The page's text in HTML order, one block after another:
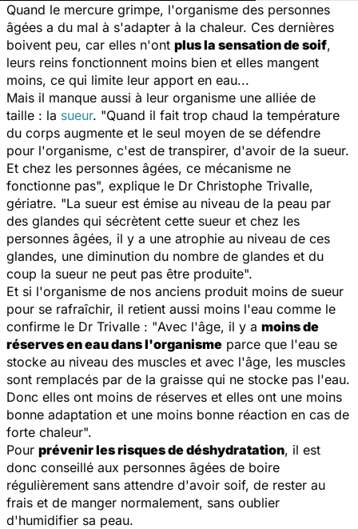
Quand le mercure grimpe, l'organisme des personnes
âgées a du mal à s'adapter à la chaleur. Ces dernières
boivent peu, car elles n'ont plus la sensation de soif,
leurs reins fonctionnent moins bien et elles mangent
moins, ce qui limite leur apport en eau...
Mais il manque aussi à leur organisme une alliée de
taille : la sueur. "Quand il fait trop chaud la température
du corps augmente et le seul moyen de se défendre
pour l'organisme, c'est de transpirer, d'avoir de la sueur.
Et chez les personnes âgées, ce mécanisme ne
fonctionne pas", explique le Dr Christophe Trivalle,
gériatre. "La sueur est émise au niveau de la peau par
des glandes qui sécrètent cette sueur et chez les
personnes âgées, il y a une atrophie au niveau de ces
glandes, une diminution du nombre de glandes et du
coup la sueur ne peut pas être produite".
Et si l'organisme de nos anciens produit moins de sueur
pour se rafraîchir, il retient aussi moins l'eau comme le
confirme le Dr Trivalle : "Avec l'âge, il y a moins de
réserves en eau dans l'organisme parce que l'eau se
stocke au niveau des muscles et avec l'âge, les muscles
sont remplacés par de la graisse qui ne stocke pas l'eau.
Donc elles ont moins de réserves et elles ont une moins
bonne adaptation et une moins bonne réaction en cas de
forte chaleur".
Pour prévenir les risques de déshydratation, il est
donc conseillé aux personnes âgées de boire
régulièrement sans attendre d'avoir soif, de rester au
frais et de manger normalement, sans oublier
d'humidifier sa peau.